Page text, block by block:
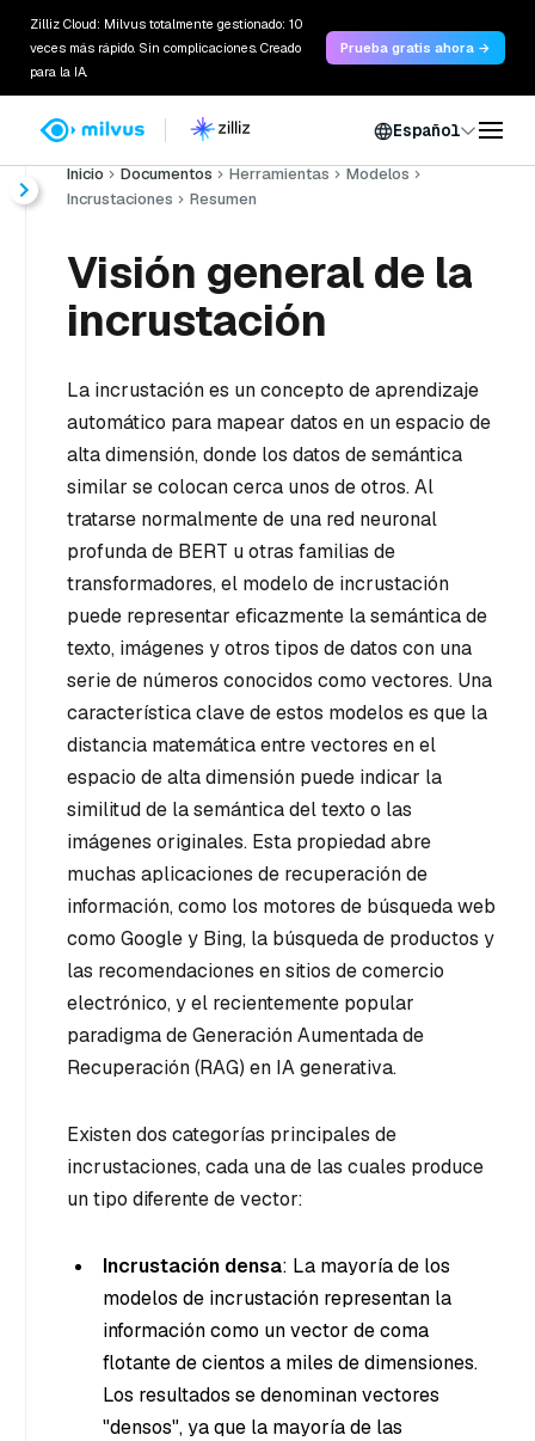
Zilliz Cloud: Milvus totalmente gestionado: 10
veces más rápido. Sin complicaciones. Creado
para la IA.
Prueba gratis ahora →
Español
Inicio Documentos Herramientas
Modelos
Incrustaciones
Resumen
Visión general de la
incrustación
La incrustación es un concepto de aprendizaje
automático para mapear datos en un espacio de
alta dimensión, donde los datos de semántica
similar se colocan cerca unos de otros. Al
tratarse normalmente de una red neuronal
profunda de BERT u otras familias de
transformadores, el modelo de incrustación
puede representar eficazmente la semántica de
texto, imágenes y otros tipos de datos con una
serie de números conocidos como vectores. Una
característica clave de estos modelos es que la
distancia matemática entre vectores en el
espacio de alta dimensión puede indicar la
similitud de la semántica del texto o las
imágenes originales. Esta propiedad abre
muchas aplicaciones de recuperación de
información, como los motores de búsqueda web
como Google y Bing, la búsqueda de productos y
las recomendaciones en sitios de comercio
electrónico, y el recientemente popular
paradigma de Generación Aumentada de
Recuperación (RAG) en IA generativa.
Existen dos categorías principales de
incrustaciones, cada una de las cuales produce
un tipo diferente de vector:
Incrustación densa: La mayoría de los
modelos de incrustación representan la
información como un vector de coma
flotante de cientos a miles de dimensiones.
Los resultados se denominan vectores
"densos", ya que la mayoría de las